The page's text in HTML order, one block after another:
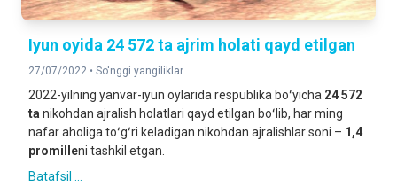
Iyun oyida 24 572 ta ajrim holati qayd etilgan
27/07/2022 • So'nggi yangiliklar
2022-yilning yanvar-iyun oylarida respublika boʻyicha 24 572
ta nikohdan ajralish holatlari qayd etilgan boʻlib, har ming
nafar aholiga toʻgʻri keladigan nikohdan ajralishlar soni – 1,4
promilleni tashkil etgan.
Batafsil ...